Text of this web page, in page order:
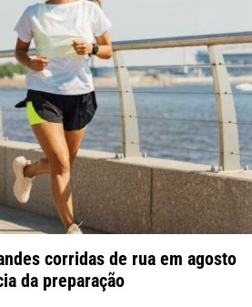
corridas de rua em agosto
da preparação